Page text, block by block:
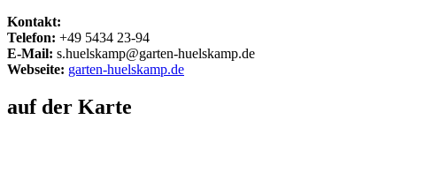
Kontakt:
Telefon: +49 5434 23-94
E-Mail: s.huelskamp@garten-huelskamp.de
Webseite: garten-huelskamp.de
auf der Karte